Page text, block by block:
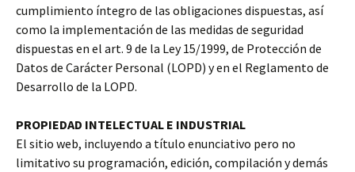
cumplimiento íntegro de las obligaciones dispuestas, así
como la implementación de las medidas de seguridad
dispuestas en el art. 9 de la Ley 15/1999, de Protección de
Datos de Carácter Personal (LOPD) y en el Reglamento de
Desarrollo de la LOPD.
PROPIEDAD INTELECTUAL E INDUSTRIAL
El sitio web, incluyendo a título enunciativo pero no
limitativo su programación, edición, compilación y demás